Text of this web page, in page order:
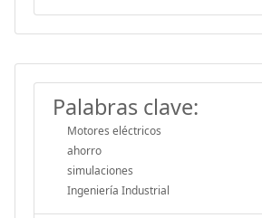
Palabras clave:
Motores eléctricos
ahorro
simulaciones
Ingeniería Industrial